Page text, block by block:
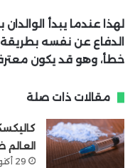
لهذا عندما يبدأ
الدفاع عن نفسه
خطأ، وهو قد يكون
مقالات ذات صلة
العالم
29 أكتوبر، 2023